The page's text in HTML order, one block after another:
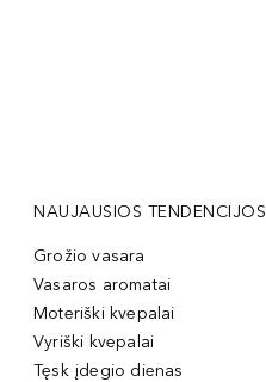
NAUJAUSIOS TENDENCIJOS
Grožio vasara
Vasaros aromatai
Moteriški kvepalai
Vyriški kvepalai
Tęsk įdegio dienas